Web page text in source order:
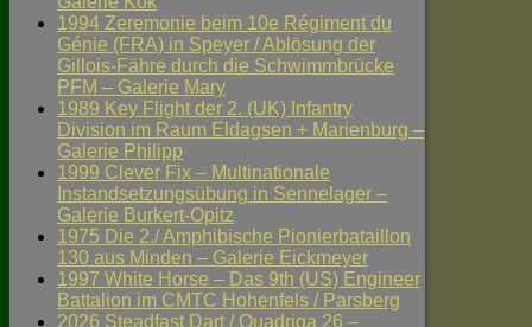
1994 Zeremonie beim 10e Régiment du
Génie (FRA) in Speyer / Ablösung der
Gillois-Fähre durch die Schwimmbrücke
PFM – Galerie Mary
1989 Key Flight der 2. (UK) Infantry
Division im Raum Eldagsen + Marienburg –
Galerie Philipp
1999 Clever Fix – Multinationale
Instandsetzungsübung in Sennelager –
Galerie Burkert-Opitz
1975 Die 2./ Amphibische Pionierbataillon
130 aus Minden – Galerie Eickmeyer
1997 White Horse – Das 9th (US) Engineer
Battalion im CMTC Hohenfels / Parsberg
2026 Steadfast Dart / Quadriga 26 –